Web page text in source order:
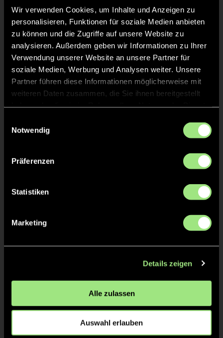
Wir verwenden Cookies, um Inhalte und Anzeigen zu
personalisieren, Funktionen für soziale Medien anbieten
zu können und die Zugriffe auf unsere Website zu
analysieren. Außerdem geben wir Informationen zu Ihrer
Verwendung unserer Website an unsere Partner für
soziale Medien, Werbung und Analysen weiter. Unsere
Partner führen diese Informationen möglicherweise mit
weiteren Daten zusammen, die Sie ihnen bereitgestellt
Notwendig
Präferenzen
Statistiken
Marketing
Details zeigen
Alle zulassen
Auswahl erlauben
LIGEN Vor 2 Monaten
FINALE STEHT SCHON FEST
LIGEN Vor 2 Monaten
DAS FINAL4 IN KREFELD